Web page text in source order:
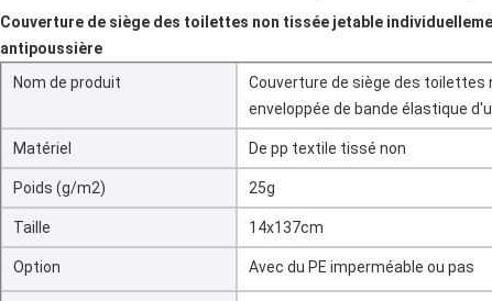
Couverture de siège des toilettes non tissée jetable
antipoussière
Nom de produit
Couverture de siège des
enveloppée de bande élastique
Matériel De pp textile tissé non
Poids (g/m2) 25g
Taille 14x137cm
Option Avec du PE imperméable ou pas